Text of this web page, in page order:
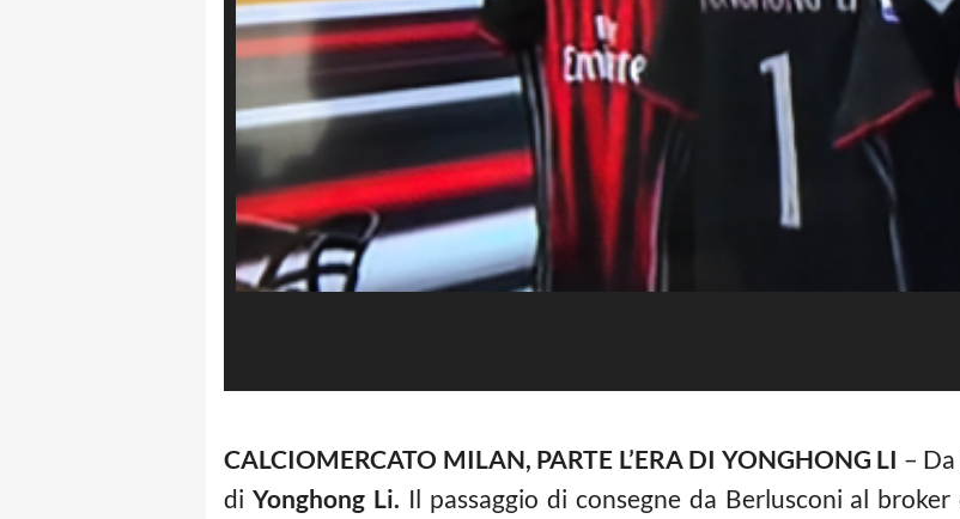
CALCIOMERCATO MILAN, PARTE L’ERA DI YONGHONG LI –
di Yonghong Li. Il passaggio di consegne da Berlusconi al